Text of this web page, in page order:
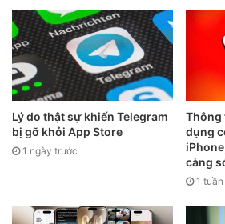
chính thức xin cấp bằng sáng chế
gập./.
Lý do thật sự khiến Telegram
bị gỡ khỏi App Store
1 ngày trước
Thông
dụng
càng
1